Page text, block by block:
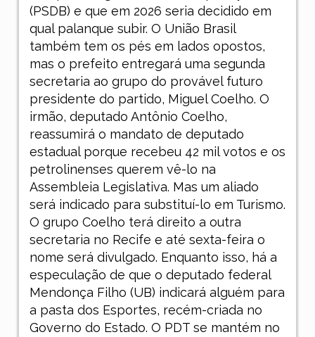
(PSDB) e que em 2026 seria decidido em
qual palanque subir. O União Brasil
também tem os pés em lados opostos,
mas o prefeito entregará uma segunda
secretaria ao grupo do provável futuro
presidente do partido, Miguel Coelho. O
irmão, deputado Antônio Coelho,
reassumirá o mandato de deputado
estadual porque recebeu 42 mil votos e os
petrolinenses querem vê-lo na
Assembleia Legislativa. Mas um aliado
será indicado para substituí-lo em Turismo.
O grupo Coelho terá direito a outra
secretaria no Recife e até sexta-feira o
nome será divulgado. Enquanto isso, há a
especulação de que o deputado federal
Mendonça Filho (UB) indicará alguém para
a pasta dos Esportes, recém-criada no
Governo do Estado. O PDT se mantém no